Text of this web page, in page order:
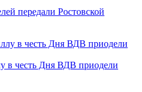
передали Ростовской
в честь Дня ВДВ приодели